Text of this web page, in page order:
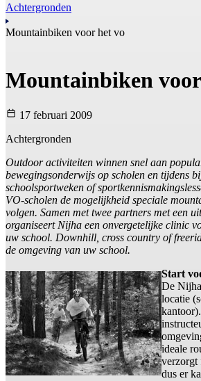
Achtergronden
Mountainbiken voor het vo
Mountainbiken
17 februari 2009
Achtergronden
Outdoor activiteiten winnen snel aan
bewegingsonderwijs op scholen en tijdens
schoolsportweken of
VO-scholen de mogelijkheid speciale
volgen. Samen met twee partners met een
organiseert Nijha een onvergetelijke clinic
uw school. Downhill, cross country of
de omgeving van uw school.
Start
De
locatie
ideale
verzorgt
dus er